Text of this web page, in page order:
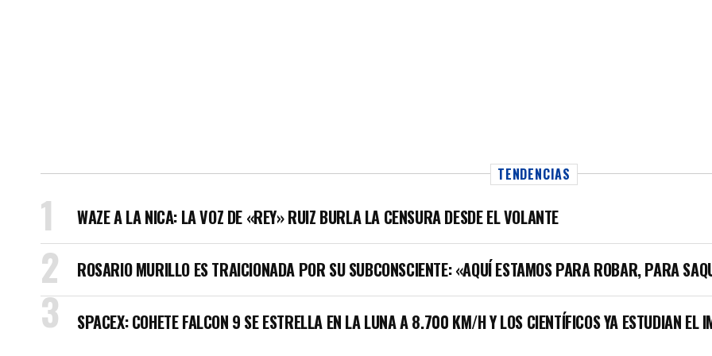
TENDENCIAS
WAZE A LA NICA: LA VOZ DE «REY» RUIZ BURLA LA CENSURA DESDE EL VOLANTE
ROSARIO MURILLO ES TRAICIONADA POR SU SUBCONSCIENTE: «AQUÍ ESTAMOS PARA ROBAR, PARA
SPACEX: COHETE FALCON 9 SE ESTRELLA EN LA LUNA A 8.700 KM/H Y LOS CIENTÍFICOS YA ESTUDIAN EL